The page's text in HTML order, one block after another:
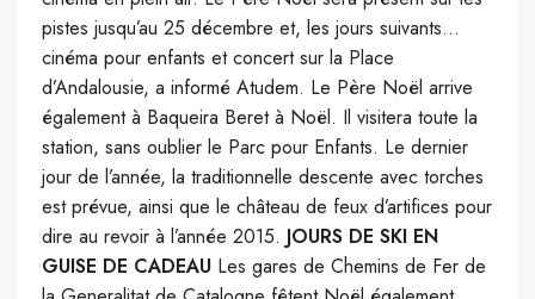
pistes jusqu’au 25 décembre et, les jours suivants…
cinéma pour enfants et concert sur la Place
d’Andalousie, a informé Atudem. Le Père Noël arrive
également à Baqueira Beret à Noël. Il visitera toute la
station, sans oublier le Parc pour Enfants. Le dernier
jour de l’année, la traditionnelle descente avec torches
est prévue, ainsi que le château de feux d’artifices pour
dire au revoir à l’année 2015. JOURS DE SKI EN
GUISE DE CADEAU Les gares de Chemins de Fer de